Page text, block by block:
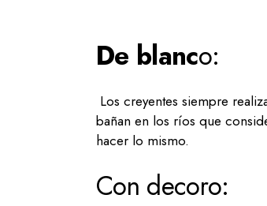
De blanco:
Los creyentes siempre
bañan en los ríos que
hacer lo mismo.
Con decoro: